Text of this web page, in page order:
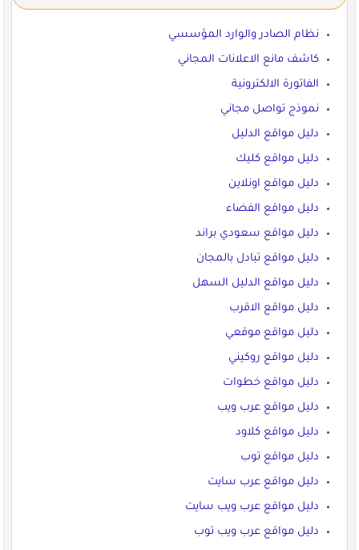
نظام الصادر والوارد المؤسسي
كاشف مانع الاعلانات المجاني
الفاتورة الالكترونية
نموذج تواصل مجاني
دليل مواقع الدليل
دليل مواقع كليك
دليل مواقع اونلاين
دليل مواقع الفضاء
دليل مواقع سعودي براند
دليل مواقع تبادل بالمجان
دليل مواقع الدليل السهل
دليل مواقع الاقرب
دليل مواقع موقعي
دليل مواقع روكيني
دليل مواقع خطوات
دليل مواقع عرب ويب
دليل مواقع كلاود
دليل مواقع توب
دليل مواقع عرب سايت
دليل مواقع عرب ويب سايت
دليل مواقع عرب ويب توب